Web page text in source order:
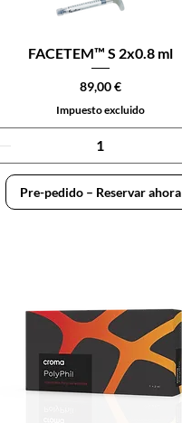
FACETEM™ S 2x0.8 ml
Precio
89,00 €
Impuesto excluido
Pre-pedido – Reservar ahora